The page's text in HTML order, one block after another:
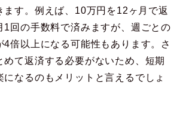
ます。例えば、10万円を12ヶ月で返
1回の手数料で済みますが、週ごとの
4倍以上になる可能性もあります。さ
めて返済する必要がないため、短期
になるのもメリットと言えるでしょ